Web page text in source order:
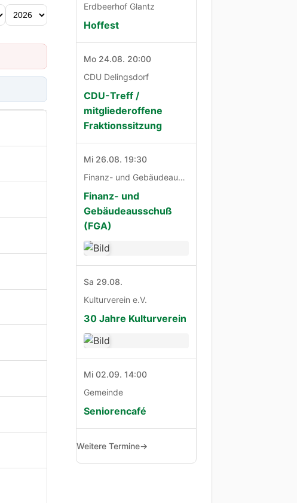
Erdbeerhof Glantz
Hoffest
Mo 24.08. 20:00
CDU Delingsdorf
CDU-Treff /
mitgliederoffene
Fraktionssitzung
Mi 26.08. 19:30
Finanz- und Gebäudeausschuß
Finanz- und
Gebäudeausschuß
(FGA)
Sa 29.08.
Kulturverein e.V.
30 Jahre Kulturverein
Mi 02.09. 14:00
Gemeinde
Seniorencafé
Weitere Termine→